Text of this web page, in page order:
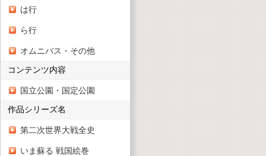
は行
ら行
オムニバス・その他
コンテンツ内容
国立公園・国定公園
作品シリーズ名
第二次世界大戦全史
いま蘇る 戦国絵巻